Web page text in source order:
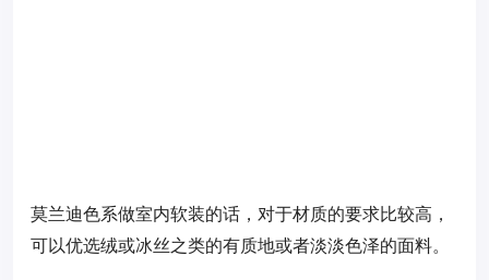
莫兰迪色系做室内软装的话，对于材质的要求比较高，
可以优选绒或冰丝之类的有质地或者淡淡色泽的面料。